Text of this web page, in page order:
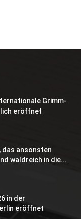
Grimm-
eröffnet
das ansonsten
waldreich in die...
in der
eröffnet